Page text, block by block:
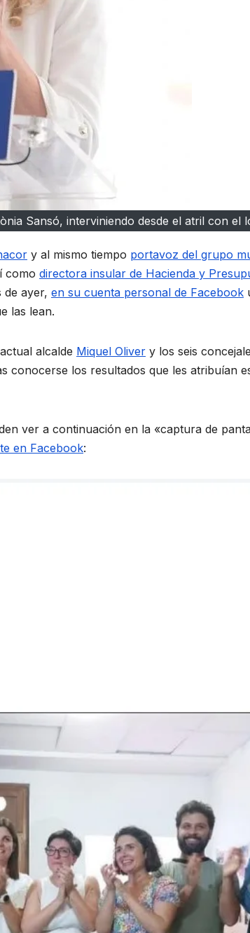
Sansó, interviniendo desde el atril con el
y al mismo tiempo portavoz del grupo
como directora insular de Hacienda y
de ayer, en su cuenta personal de Facebook
las lean.
alcalde Miquel Oliver y los seis
conocerse los resultados que les atribuían
ver a continuación en la «captura de
en Facebook: